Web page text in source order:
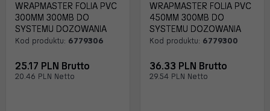
WRAPMASTER FOLIA PVC
300MM 300MB DO
SYSTEMU DOZOWANIA
Kod produktu: 6779306
25.17 PLN Brutto
20.46 PLN Netto
WRAPMASTER FOLIA PVC
450MM 300MB DO
SYSTEMU DOZOWANIA
Kod produktu: 6779300
36.33 PLN Brutto
29.54 PLN Netto